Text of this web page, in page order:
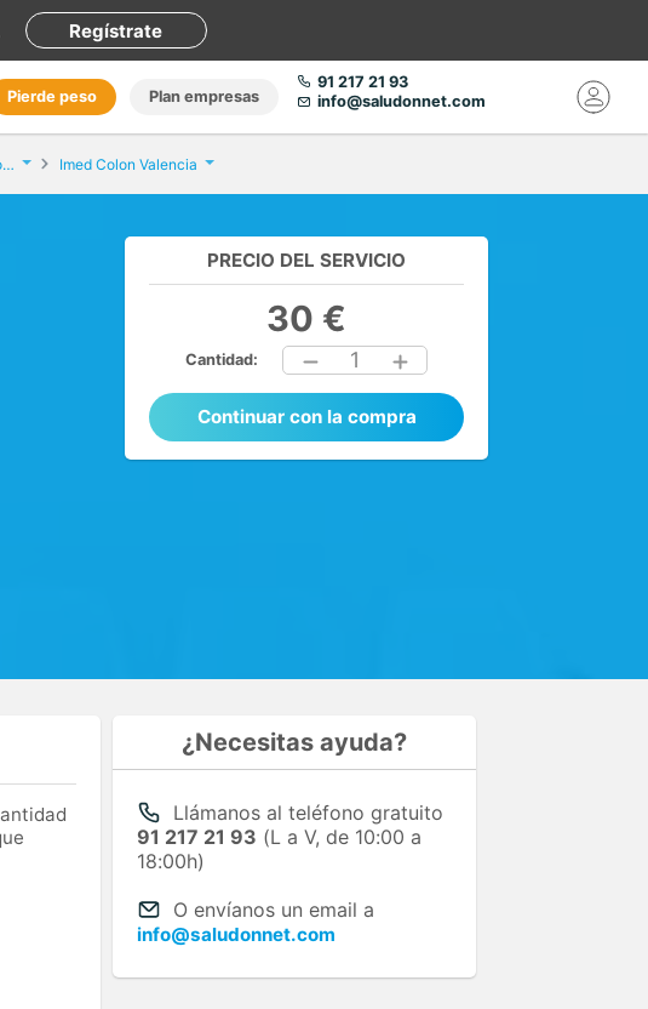
Regístrate
Pierde peso Plan empresas
91 217 21 93
info@saludonnet.com
Radiografía. Una proyección de rodilla Imed Colon Valencia
PRECIO DEL SERVICIO
30 €
Cantidad: 1
Continuar con la compra
¿Necesitas ayuda?
Llámanos al teléfono gratuito
91 217 21 93 (L a V, de 10:00 a
18:00h)
O envíanos un email a
info@saludonnet.com